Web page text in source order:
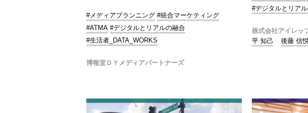
#メディアプランニング #統合マーケティング
#ATMA #デジタルとリアルの融合
#生活者_DATA_WORKS
博報堂ＤＹメディアパートナーズ
#デジタルとリア
株式会社アイレッ
平 知己
後藤 信